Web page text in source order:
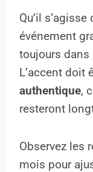
Qu’il
événement
toujours dans
L’accent doit
authentique,
resteront
Observez les
mois pour